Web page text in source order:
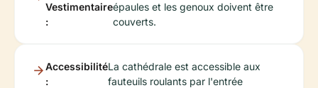
Vestimentaire
:
épaules et les genoux doivent être
couverts.
Accessibilité
:
La cathédrale est accessible aux
fauteuils roulants par l'entrée